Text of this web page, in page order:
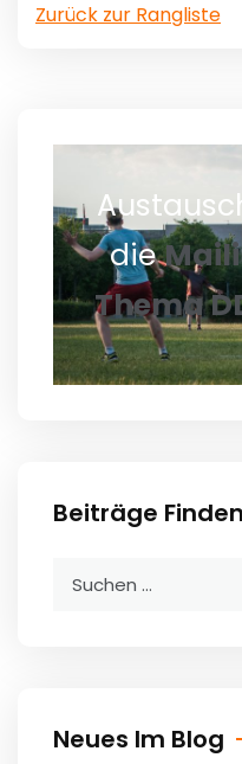
Zurück zur Rangliste
die
Thema
Beiträge Finden
Neues Im Blog